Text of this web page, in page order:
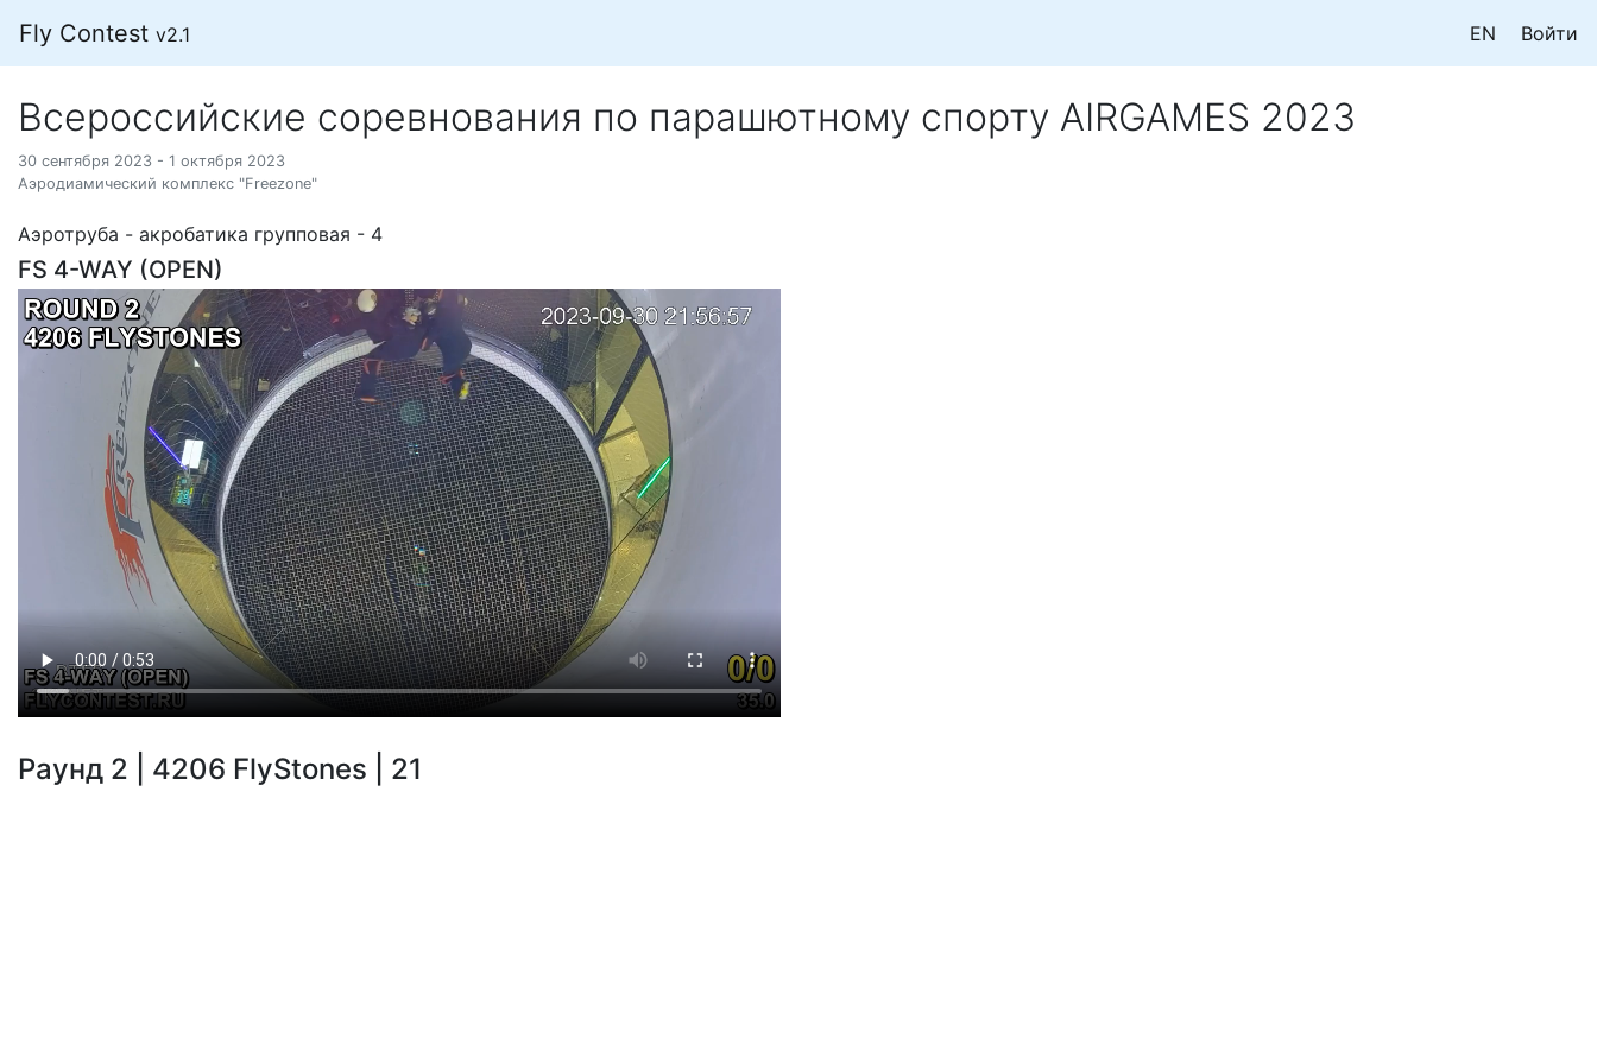
Fly Contest v2.1 EN Войти
Всероссийские соревнования по парашютному спорту AIRGAMES 2023
30 сентября 2023 - 1 октября 2023
Аэродиамический комплекс "Freezone"
Аэротруба - акробатика групповая - 4
FS 4-WAY (OPEN)
Раунд 2 | 4206 FlyStones | 21